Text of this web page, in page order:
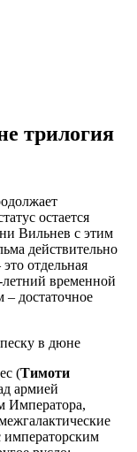
трилогия
остается
Вильнев с этим
действительно
отдельная
временной
достаточное
(Тимоти
армией
Императора,